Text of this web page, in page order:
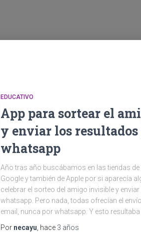
EDUCATIVO
App para sortear el
y enviar los resultados
whatsapp
Año tras año buscábamos en las tiendas
Google y también de Apple por si aparecía
celebrar el sorteo del amigo invisible y
whatsapp. Pero nada, todas ofrecían el
email, nunca por whatsapp. Y esto
Por necayu , hace 3 años